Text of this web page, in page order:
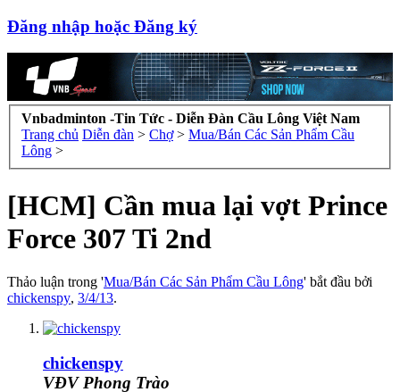
Đăng nhập hoặc Đăng ký
Vnbadminton -Tin Tức - Diễn Đàn Cầu Lông Việt Nam
Trang chủ Diễn đàn > Chợ > Mua/Bán Các Sản Phẩm Cầu
Lông >
[HCM] Cần mua lại vợt Prince
Force 307 Ti 2nd
Thảo luận trong 'Mua/Bán Các Sản Phẩm Cầu Lông' bắt đầu bởi
chickenspy, 3/4/13.
chickenspy
VĐV Phong Trào